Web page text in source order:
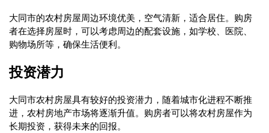
大同市的农村房屋周边环境优美，空气清新，适合居住。购房
者在选择房屋时，可以考虑周边的配套设施，如学校、医院、
购物场所等，确保生活便利。
投资潜力
大同市农村房屋具有较好的投资潜力，随着城市化进程不断推
进，农村房地产市场将逐渐升值。购房者可以将农村房屋作为
长期投资，获得未来的回报。